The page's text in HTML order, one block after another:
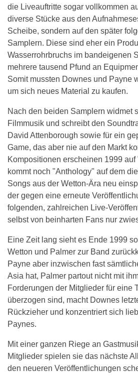
die Liveauftritte sogar vollkommen
diverse Stücke aus den
Scheibe, sondern auf den später
Samplern. Diese sind eher ein
Wasserrohrbruchs im bandeigenen
mehrere tausend Pfund an
Somit mussten Downes und Payne
um sich neues Material zu kaufen.
Nach den beiden Samplern widmet
Filmmusik und schreibt den
David Attenborough sowie für ein
Game, das aber nie auf den Markt
Kompositionen erscheinen 1999
kommt noch "Anthology" auf dem
Songs aus der Wetton-Ära neu
der gegen eine erneute
folgenden, zahlreichen Live-
selbst von beinharten Fans nur
Eine Zeit lang sieht es Ende 1999
Wetton und Palmer zur Band
Payne aber inzwischen fast
Asia hat, Palmer partout nicht mit
Forderungen der Mitglieder für eine
überzogen sind, macht Downes
Rückzieher und konzentriert sich
Paynes.
Mit einer ganzen Riege an
Mitglieder spielen sie das nächste
den neueren Veröffentlichungen